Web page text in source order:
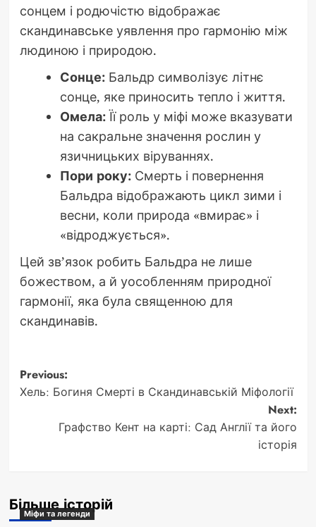
сонцем і родючістю відображає
скандинавське уявлення про гармонію між
людиною і природою.
Сонце:Бальдр символізує літнє
сонце, яке приносить тепло і життя.
Омела:Її роль у міфі може вказувати
на сакральне значення рослин у
язичницьких віруваннях.
Пори року:Смерть і повернення
Бальдра відображають цикл зими і
весни, коли природа «вмирає» і
«відроджується».
Цей зв’язок робить Бальдра не лише
божеством, а й уособленням природної
гармонії, яка була священною для
скандинавів.
Post
navigation
Previous:
Хель: Богиня Смерті в Скандинавській Міфології
Next:
Графство Кент на карті: Сад Англії та його
історія
Більше історій
Міфи та легенди